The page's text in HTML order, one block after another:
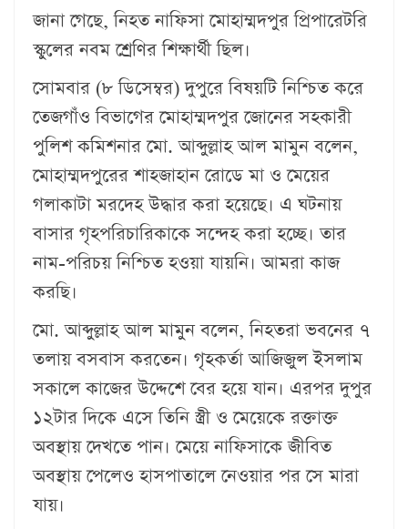
জানা গেছে, নিহত নাফিসা মোহাম্মদপুর প্রিপারেটরি
স্কুলের নবম শ্রেণির শিক্ষার্থী ছিল।
সোমবার (৮ ডিসেম্বর) দুপুরে বিষয়টি নিশ্চিত করে
তেজগাঁও বিভাগের মোহাম্মদপুর জোনের সহকারী
পুলিশ কমিশনার মো. আব্দুল্লাহ আল মামুন বলেন,
মোহাম্মদপুরের শাহজাহান রোডে মা ও মেয়ের
গলাকাটা মরদেহ উদ্ধার করা হয়েছে। এ ঘটনায়
বাসার গৃহপরিচারিকাকে সন্দেহ করা হচ্ছে। তার
নাম-পরিচয় নিশ্চিত হওয়া যায়নি। আমরা কাজ
করছি।
মো. আব্দুল্লাহ আল মামুন বলেন, নিহতরা ভবনের ৭
তলায় বসবাস করতেন। গৃহকর্তা আজিজুল ইসলাম
সকালে কাজের উদ্দেশে বের হয়ে যান। এরপর দুপুর
১২টার দিকে এসে তিনি স্ত্রী ও মেয়েকে রক্তাক্ত
অবস্থায় দেখতে পান। মেয়ে নাফিসাকে জীবিত
অবস্থায় পেলেও হাসপাতালে নেওয়ার পর সে মারা
যায়।